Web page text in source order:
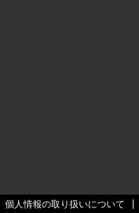
個人情報の取り扱いについて